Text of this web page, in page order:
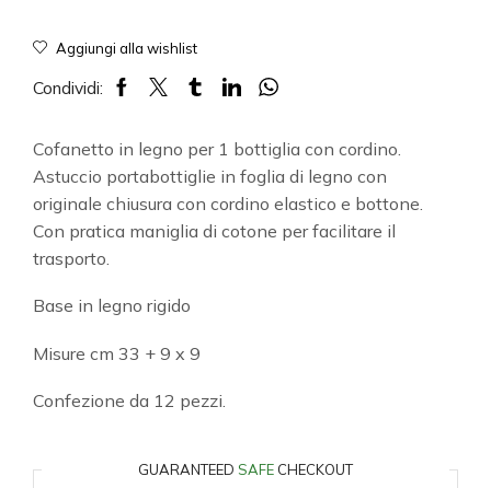
Aggiungi alla wishlist
Condividi:
Cofanetto in legno per 1 bottiglia con cordino.
Astuccio portabottiglie in foglia di legno con
originale chiusura con cordino elastico e bottone.
Con pratica maniglia di cotone per facilitare il
trasporto.
Base in legno rigido
Misure cm 33 + 9 x 9
Confezione da 12 pezzi.
GUARANTEED SAFE CHECKOUT